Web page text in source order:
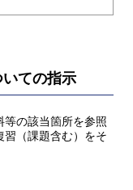
ての指示
等の該当箇所を参照
習（課題含む）をそ